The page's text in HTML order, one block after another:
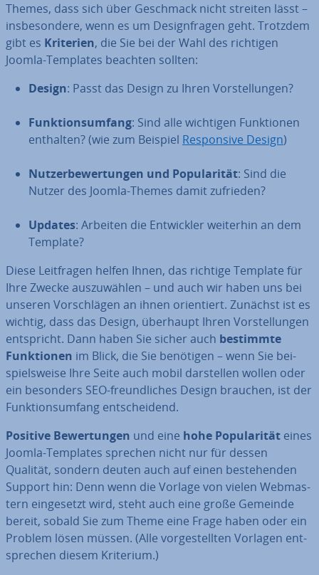
Themes, dass sich über Geschmack nicht streiten lässt –
ins­be­son­de­re, wenn es um De­sign­fra­gen geht. Trotzdem
gibt es Kriterien, die Sie bei der Wahl des richtigen
Joomla-Templates beachten sollten:
Design: Passt das Design zu Ihren Vor­stel­lun­gen?
Funk­ti­ons­um­fang: Sind alle wichtigen Funk­tio­nen
enthalten? (wie zum Beispiel Re­spon­si­ve Design)
Nut­zer­be­wer­tun­gen und Po­pu­la­ri­tät: Sind die
Nutzer des Joomla-Themes damit zufrieden?
Updates: Arbeiten die Ent­wick­ler weiterhin an dem
Template?
Diese Leit­fra­gen helfen Ihnen, das richtige Template für
Ihre Zwecke aus­zu­wäh­len – und auch wir haben uns bei
unseren Vor­schlä­gen an ihnen ori­en­tiert. Zunächst ist es
wichtig, dass das Design, überhaupt Ihren Vor­stel­lun­gen
ent­spricht. Dann haben Sie sicher auch bestimmte
Funk­tio­nen im Blick, die Sie benötigen – wenn Sie bei­
spiels­wei­se Ihre Seite auch mobil dar­stel­len wollen oder
ein besonders SEO-freund­li­ches Design brauchen, ist der
Funk­ti­ons­um­fang ent­schei­dend.
Positive Be­wer­tun­gen und eine hohe Po­pu­la­ri­tät eines
Joomla-Templates sprechen nicht nur für dessen
Qualität, sondern deuten auch auf einen be­stehen­den
Support hin: Denn wenn die Vorlage von vielen Web­mas­
tern ein­ge­setzt wird, steht auch eine große Gemeinde
bereit, sobald Sie zum Theme eine Frage haben oder ein
Problem lösen müssen. (Alle vor­ge­stell­ten Vorlagen ent­
spre­chen diesem Kriterium.)